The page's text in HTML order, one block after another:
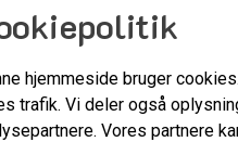
hjemmeside bruger
trafik. Vi deler også
Vores partnere